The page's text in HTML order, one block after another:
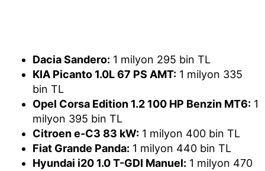
Dacia Sandero: 1 milyon 295 bin TL
KIA Picanto 1.0L 67 PS AMT: 1 milyon 335
bin TL
Opel Corsa Edition 1.2 100 HP Benzin MT6: 1
milyon 395 bin TL
Citroen e-C3 83 kW: 1 milyon 400 bin TL
Fiat Grande Panda: 1 milyon 440 bin TL
Hyundai i20 1.0 T-GDI Manuel: 1 milyon 470